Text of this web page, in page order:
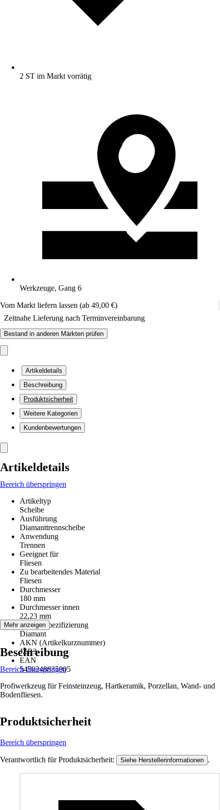
2 ST im Markt vorrätig
Werkzeuge, Gang 6
Vom Markt liefern lassen (ab 49,00 €)
Zeitnahe Lieferung nach Terminvereinbarung
Bestand in anderen Märkten prüfen
Artikeldetails
Beschreibung
Produktsicherheit
Weitere Kategorien
Kundenbewertungen
Artikeldetails
Bereich überspringen
Artikeltyp
Scheibe
Ausführung
Diamanttrennscheibe
Anwendung
Trennen
Geeignet für
Fliesen
Zu bearbeitendes Material
Fliesen
Durchmesser
180 mm
Durchmesser innen
22,23 mm
Materialspezifizierung
Diamant
AKN (Artikelkurznummer)
JZR3
EAN
5450248835905
Mehr anzeigen
Beschreibung
Bereich überspringen
Profiwerkzeug für Feinsteinzeug, Hartkeramik, Porzellan, Wand- und
Bodenfliesen.
Produktsicherheit
Bereich überspringen
Verantwortlich für Produktsicherheit: Siehe Herstellerinformationen .